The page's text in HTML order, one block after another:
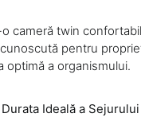
cameră twin
pentru
optimă a organismului.
Ideală a Sejurului